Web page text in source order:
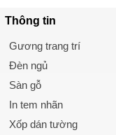
Thông tin
Gương trang trí
Đèn ngủ
Sàn gỗ
In tem nhãn
Xốp dán tường